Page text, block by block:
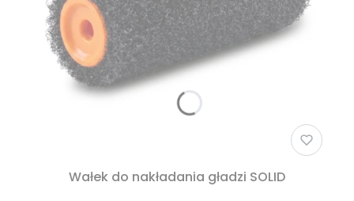
Wałek do nakładania gładzi SOLID